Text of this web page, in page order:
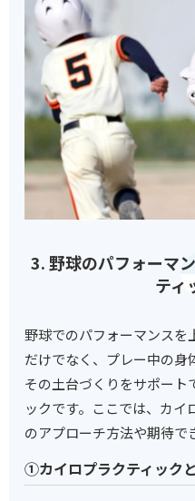
3. 野球のパフォーマ
ティ
野球でのパフォーマンス
だけでなく、プレー中の身
その土台づくりをサポート
ックです。ここでは、カイ
のアプローチ方法や期待で
①カイロプラクティック